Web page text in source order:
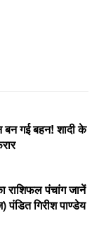
गई बहन! शादी के
पंचांग जानें
गिरीश पाण्डेय